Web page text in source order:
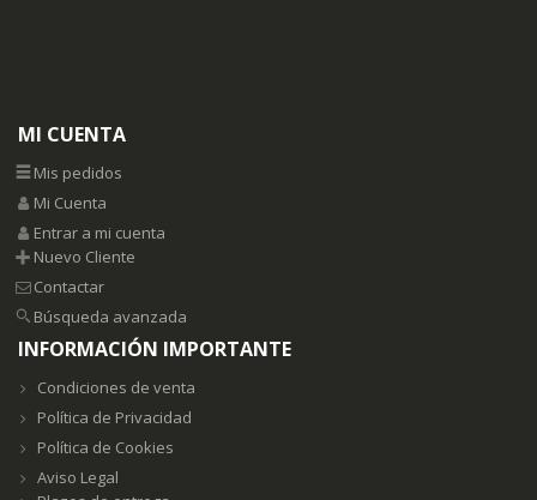
MI CUENTA
Mis pedidos
Mi Cuenta
Entrar a mi cuenta
Nuevo Cliente
Contactar
Búsqueda avanzada
INFORMACIÓN IMPORTANTE
Condiciones de venta
Política de Privacidad
Política de Cookies
Aviso Legal